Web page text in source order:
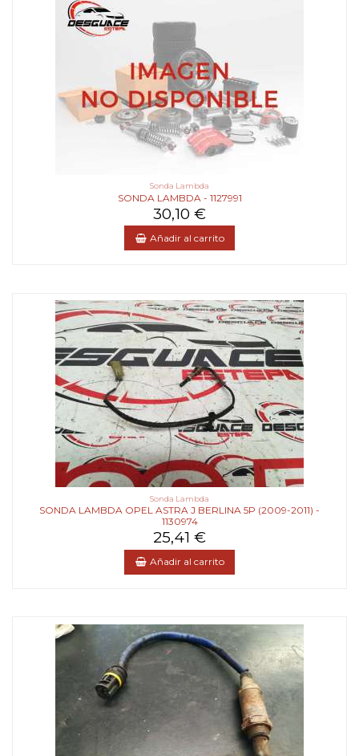
Sonda Lambda
SONDA LAMBDA - 1127991
30,10 €
Añadir al carrito
Sonda Lambda
SONDA LAMBDA OPEL ASTRA J BERLINA 5P (2009-2011) -
1130974
25,41 €
Añadir al carrito